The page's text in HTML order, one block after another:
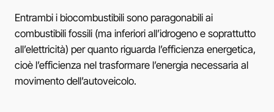
Entrambi i biocombustibili sono paragonabili ai
combustibili fossili (ma inferiori all’idrogeno e soprattutto
all’elettricità) per quanto riguarda l’efficienza energetica,
cioè l’efficienza nel trasformare l’energia necessaria al
movimento dell’autoveicolo.